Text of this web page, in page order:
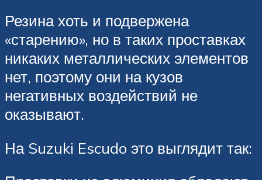
Резина хоть и подвержена
«старению», но в таких проставках
никаких металлических элементов
нет, поэтому они на кузов
негативных воздействий не
оказывают.
На Suzuki Escudo это выглядит так: